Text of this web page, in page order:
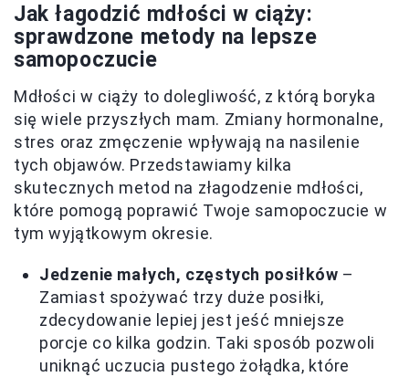
Jak łagodzić mdłości w ciąży:
sprawdzone metody na lepsze
samopoczucie
Mdłości w ciąży to dolegliwość, z którą boryka
się wiele przyszłych mam. Zmiany hormonalne,
stres oraz zmęczenie wpływają na nasilenie
tych objawów. Przedstawiamy kilka
skutecznych metod na złagodzenie mdłości,
które pomogą poprawić Twoje samopoczucie w
tym wyjątkowym okresie.
Jedzenie małych, częstych posiłków –
Zamiast spożywać trzy duże posiłki,
zdecydowanie lepiej jest jeść mniejsze
porcje co kilka godzin. Taki sposób pozwoli
uniknąć uczucia pustego żołądka, które